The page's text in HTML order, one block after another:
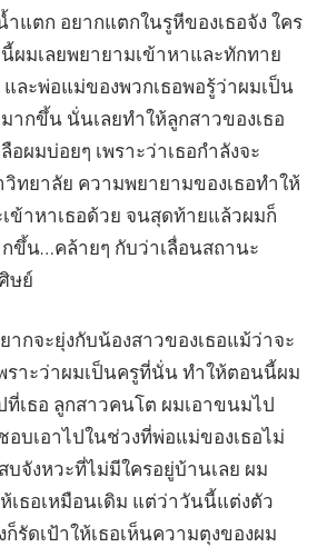
แตก อยากแตกในรูหีของเธอจัง ใคร
ผมเลยพยายามเข้าหาและทักทาย
ละพ่อแม่ของพวกเธอพอรู้ว่าผมเป็น
ากขึ้น นั่นเลยทำให้ลูกสาวของเธอ
ผมบ่อยๆ เพราะว่าเธอกำลังจะ
วิทยาลัย ความพยายามของเธอทำให้
ข้าหาเธอด้วย จนสุดท้ายแล้วผมก็
กขึ้น…คล้ายๆ กับว่าเลื่อนสถานะ
ษย์
ากจะยุ่งกับน้องสาวของเธอแม้ว่าจะ
ราะว่าผมเป็นครูที่นั่น ทำให้ตอนนี้ผม
ที่เธอ ลูกสาวคนโต ผมเอาขนมไป
อบเอาไปในช่วงที่พ่อแม่ของเธอไม่
จังหวะที่ไม่มีใครอยู่บ้านเลย ผม
เธอเหมือนเดิม แต่ว่าวันนี้แต่งตัว
ก็รัดเป้าให้เธอเห็นความตุงของผม